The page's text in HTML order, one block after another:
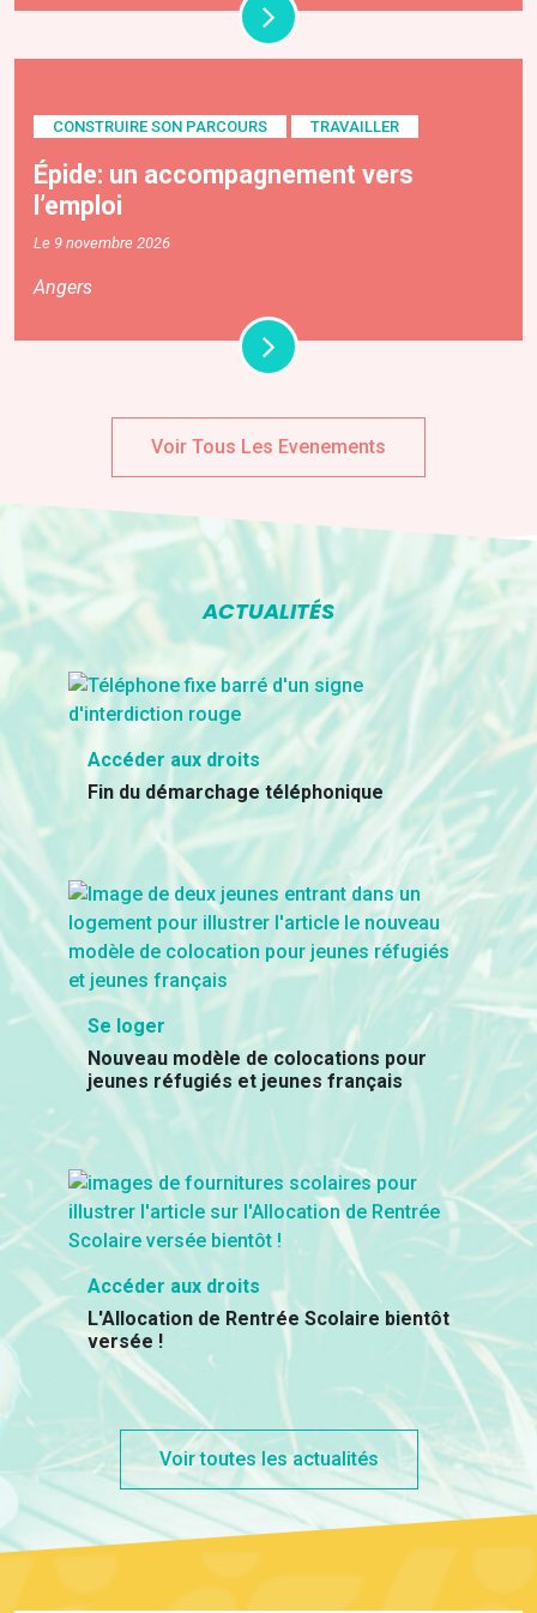
CONSTRUIRE SON PARCOURS TRAVAILLER
Épide: un accompagnement vers
l’emploi
Le 9 novembre 2026
Angers
Voir Tous Les Evenements
ACTUALITÉS
Accéder aux droits
Fin du démarchage téléphonique
Se loger
Nouveau modèle de colocations pour
jeunes réfugiés et jeunes français
Accéder aux droits
L'Allocation de Rentrée Scolaire bientôt
versée !
Voir toutes les actualités